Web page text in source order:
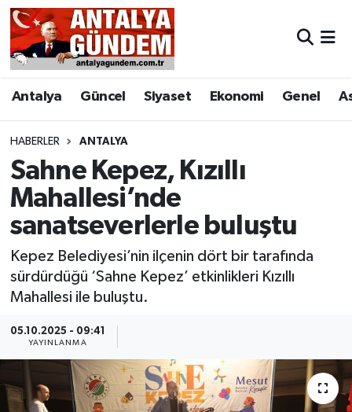
Antalya Güncel Siyaset Ekonomi Genel
HABERLER ANTALYA
Sahne Kepez, Kızıllı
Mahallesi’nde
sanatseverlerle buluştu
Kepez Belediyesi’nin ilçenin dört bir tarafında
sürdürdüğü ‘Sahne Kepez’ etkinlikleri Kızıllı
Mahallesi ile buluştu.
05.10.2025 - 09:41
YAYINLANMA
Antalya
Asayiş
Bilim & Teknoloji
Bölge
EĞİTİM
Ekonomi
Genel
Görüntülü Haber
Güncel
Antalya Nöbetçi Eczaneler
Antalya Hava Durumu
Antalya Namaz Vakitleri
Antalya Trafik Yoğunluk Haritası
Süper Lig Puan Durumu ve Fikstür
Tüm Manşetler
Son Dakika Haberleri
Haber Arşivi